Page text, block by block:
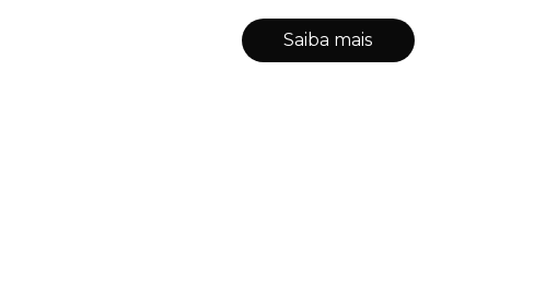
de aprendizagem,
relacionamentos
interpessoais e a
Saiba mais